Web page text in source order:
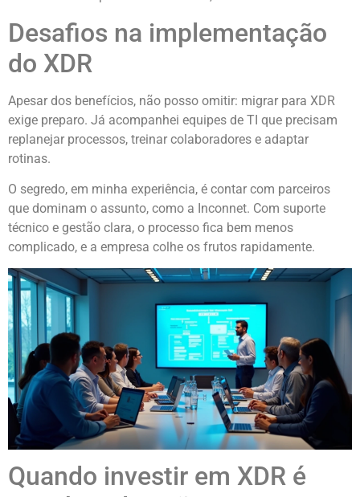
Desafios na implementação
do XDR
Apesar dos benefícios, não posso omitir: migrar para XDR
exige preparo. Já acompanhei equipes de TI que precisam
replanejar processos, treinar colaboradores e adaptar
rotinas.
O segredo, em minha experiência, é contar com parceiros
que dominam o assunto, como a Inconnet. Com suporte
técnico e gestão clara, o processo fica bem menos
complicado, e a empresa colhe os frutos rapidamente.
Quando investir em XDR é